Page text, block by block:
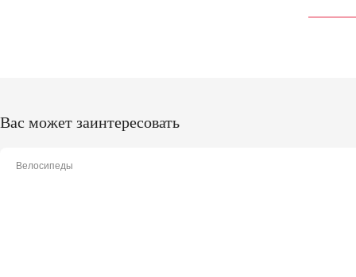
Вас может заинтересовать
Велосипеды